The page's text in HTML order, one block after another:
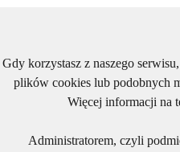
Gdy korzystasz z naszego
plików cookies lub podobnych
Więcej informacji na
Administratorem, czyli